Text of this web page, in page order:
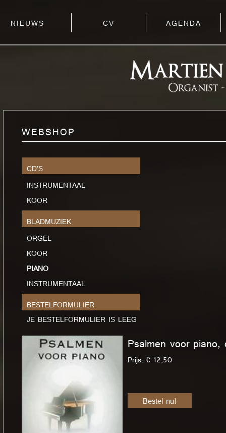
NIEUWS CV AGENDA
WEBSHOP
CD'S
INSTRUMENTAAL
KOOR
BLADMUZIEK
ORGEL
KOOR
PIANO
INSTRUMENTAAL
BESTELFORMULIER
JE BESTELFORMULIER IS LEEG
Psalmen voor piano,
Prijs: € 12,50
Bestel nu!